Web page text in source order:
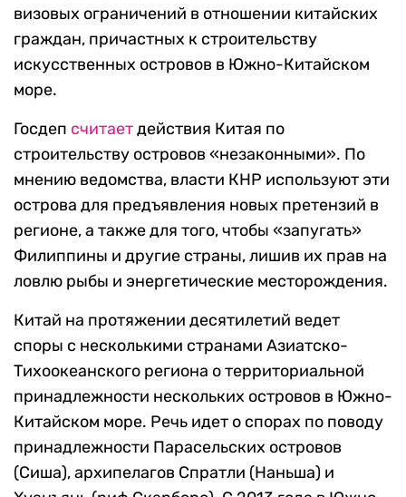
визовых ограничений в отношении китайских
граждан, причастных к строительству
искусственных островов в Южно-Китайском
море.
Госдеп считаетдействия Китая по
строительству островов «незаконными». По
мнению ведомства, власти КНР используют эти
острова для предъявления новых претензий в
регионе, а также для того, чтобы «запугать»
Филиппины и другие страны, лишив их прав на
ловлю рыбы и энергетические месторождения.
Китай на протяжении десятилетий ведет
споры с несколькими странами Азиатско-
Тихоокеанского региона о территориальной
принадлежности нескольких островов в Южно-
Китайском море. Речь идет о спорах по поводу
принадлежности Парасельских островов
(Сиша), архипелагов Спратли (Наньша) и